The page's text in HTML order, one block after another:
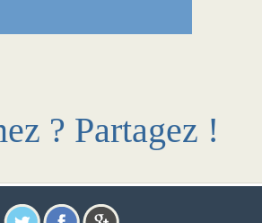
? Partagez !